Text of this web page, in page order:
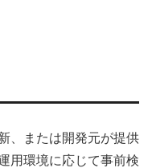
、または開発元が提供
用環境に応じて事前検